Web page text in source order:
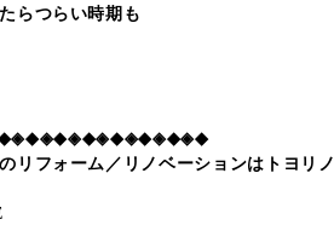
らつらい時期も
リフォーム／リノベーションはトヨリノ